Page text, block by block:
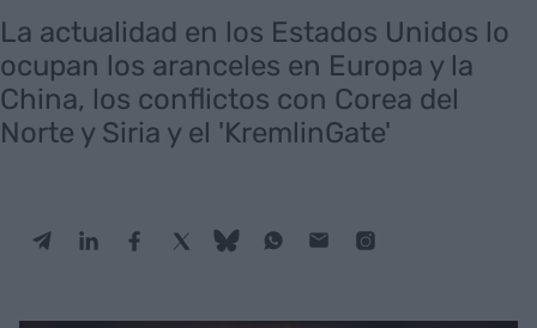
La actualidad en los Estados Unidos lo
ocupan los aranceles en Europa y la
China, los conflictos con Corea del
Norte y Siria y el 'KremlinGate'